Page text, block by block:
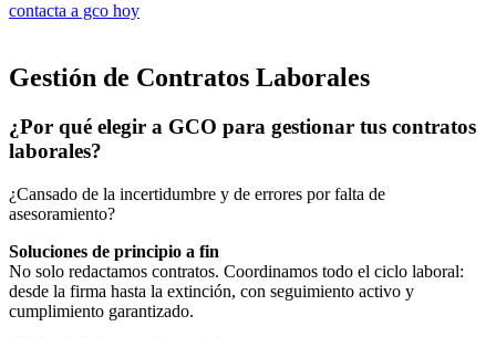
contacta a gco hoy
Gestión de Contratos Laborales
¿Por qué elegir a GCO para gestionar tus contratos
laborales?
¿Cansado de la incertidumbre y de errores por falta de
asesoramiento?
Soluciones de principio a fin
No solo redactamos contratos. Coordinamos todo el ciclo laboral:
desde la firma hasta la extinción, con seguimiento activo y
cumplimiento garantizado.